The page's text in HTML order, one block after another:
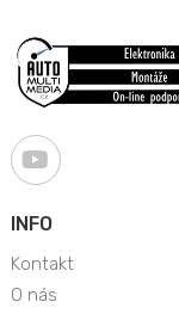
INFO
Kontakt
O nás